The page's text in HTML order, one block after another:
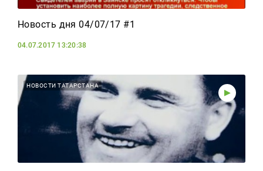
Новость дня 04/07/17 #1
04.07.2017 13:20:38
НОВОСТИ ТАТАРСТАНА